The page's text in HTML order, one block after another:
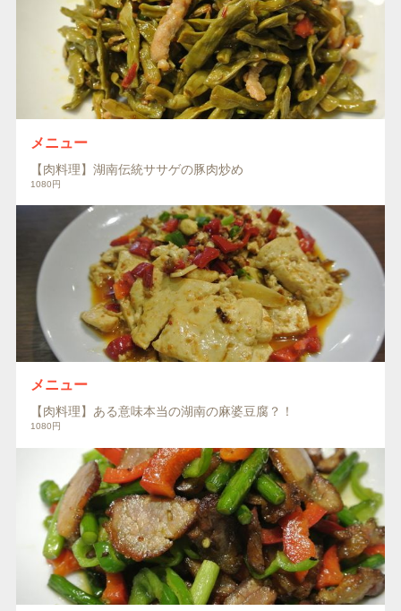
メニュー
【肉料理】湖南伝統ササゲの豚肉炒め
1080円
メニュー
【肉料理】ある意味本当の湖南の麻婆豆腐？！
1080円